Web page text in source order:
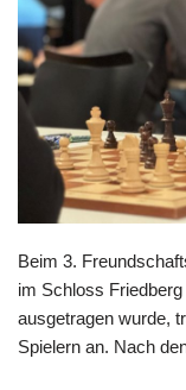
Beim 3.
im Schloss
ausgetragen wurde,
Spielern an. Nach